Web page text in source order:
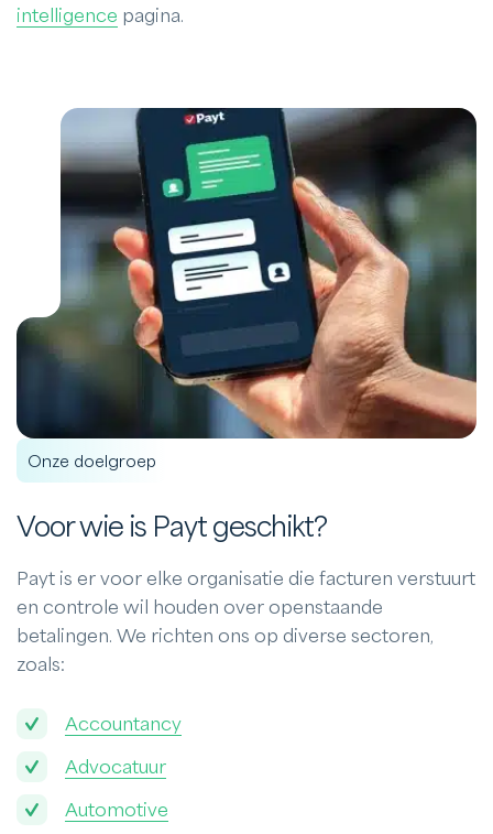
intelligence pagina.
Onze doelgroep
Voor wie is Payt geschikt?
Payt is er voor elke organisatie die facturen verstuurt
en controle wil houden over openstaande
betalingen. We richten ons op diverse sectoren,
zoals:
Accountancy
Advocatuur
Automotive